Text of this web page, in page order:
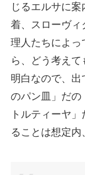
じるエルサに
着、スローヴィ
理人たちによっ
ら、どう考え
明白なので、
のパン皿」だの
トルティーヤ
ることは想定内